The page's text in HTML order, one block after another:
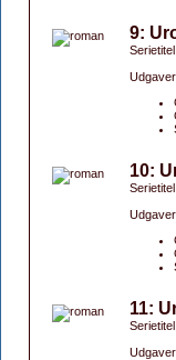
9:
10:
11: